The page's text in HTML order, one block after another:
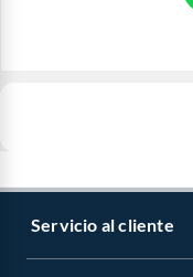
Servicio al cliente